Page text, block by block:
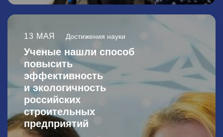
13 МАЯ Достижения науки
Ученые нашли способ
повысить
эффективность
и экологичность
российских
строительных
предприятий